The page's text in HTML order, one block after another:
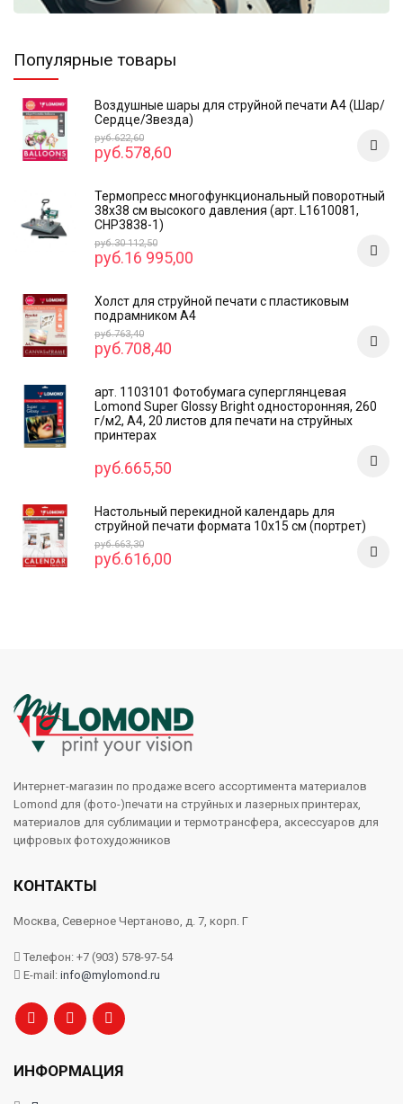
Популярные товары
Воздушные шары для струйной печати А4 (Шар/
Сердце/Звезда)
руб.622,60
руб.578,60
Термопресс многофункциональный поворотный
38х38 см высокого давления (арт. L1610081,
CHP3838-1)
руб.30 112,50
руб.16 995,00
Холст для струйной печати с пластиковым
подрамником А4
руб.763,40
руб.708,40
арт. 1103101 Фотобумага суперглянцевая
Lomond Super Glossy Bright односторонняя, 260
г/м2, А4, 20 листов для печати на струйных
принтерах
руб.665,50
Настольный перекидной календарь для
струйной печати формата 10x15 см (портрет)
руб.663,30
руб.616,00
Интернет-магазин по продаже всего ассортимента материалов
Lomond для (фото-)печати на струйных и лазерных принтерах,
материалов для сублимации и термотрансфера, аксессуаров для
цифровых фотохудожников
КОНТАКТЫ
Москва, Северное Чертаново, д. 7, корп. Г
Телефон: +7 (903) 578-97-54
E-mail: info@mylomond.ru
ИНФОРМАЦИЯ